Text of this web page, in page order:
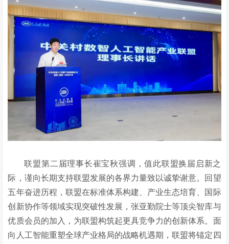
联盟第二届理事长崔宝秋强调，值此联盟换届启新之
际，谨向长期支持联盟发展的各界力量致以诚挚谢意。回望
五年奋进历程，联盟在标准体系构建、产业生态培育、国际
创新协作等领域实现突破性发展，张亚勤院士等顶尖智库与
优质会员的加入，为联盟构筑起更具竞争力的创新体系。面
向人工智能重塑全球产业格局的战略机遇期，联盟将锚定四